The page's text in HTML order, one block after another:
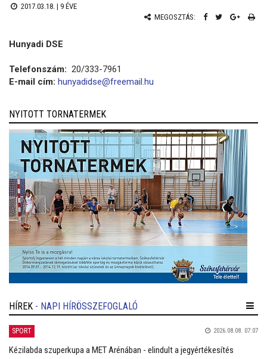
2017.03.18. | 9 ÉVE
MEGOSZTÁS:
Hunyadi DSE
Telefonszám: 20/333-7961
E-mail cím: hunyadidse@freemail.hu
NYITOTT TORNATERMEK
HÍREK - NAPI HÍRÖSSZEFOGLALÓ
SPORT 2026.08.08. 07:07
Kézilabda szuperkupa a MET Arénában - elindult a jegyértékesítés